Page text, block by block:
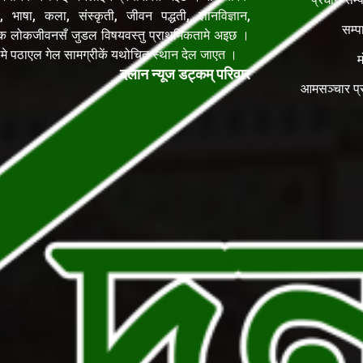
भाषा, कला, संस्कृती, जीवन पद्धती, ज्ञानविज्ञान,
लोकजीवनसँ जुडल विषयवस्तु प्राथमिकतामे अइछ ।
पठाएल गेल सामग्रीकें यथोचित स्थान देल जाएत ।
दलान न्यूज डट्कम् परिवार
आमसञ्चार